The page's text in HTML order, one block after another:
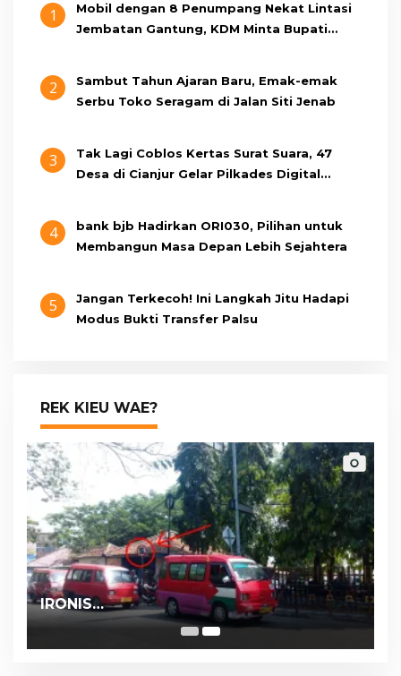
1
Mobil dengan 8 Penumpang Nekat Lintasi
Jembatan Gantung, KDM Minta Bupati
2
Sambut Tahun Ajaran Baru, Emak-emak
Serbu Toko Seragam di Jalan Siti Jenab
3
Tak Lagi Coblos Kertas Surat Suara, 47
Desa di Cianjur Gelar Pilkades Digital
4
bank bjb Hadirkan ORI030, Pilihan untuk
Membangun Masa Depan Lebih Sejahtera
5
Jangan Terkecoh! Ini Langkah Jitu Hadapi
Modus Bukti Transfer Palsu
REK KIEU WAE?
IRONIS…